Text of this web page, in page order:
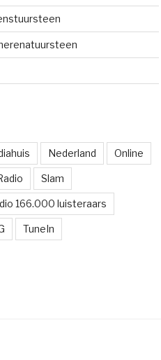
Nederland Online
Slam
166.000 luisteraars
TuneIn